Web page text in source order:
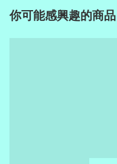
你可能感興趣的商品